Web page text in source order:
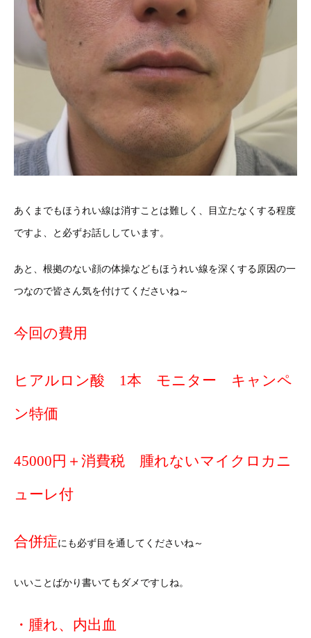
あくまでもほうれい線は消すことは難しく、目立たなくする程度
ですよ、と必ずお話ししています。
あと、根拠のない顔の体操などもほうれい線を深くする原因の一
つなので皆さん気を付けてくださいね～
今回の費用
ヒアルロン酸 1本 モニター キャンペ
ン特価
45000円＋消費税 腫れないマイクロカニ
ューレ付
合併症にも必ず目を通してくださいね～
いいことばかり書いてもダメですしね。
・腫れ、内出血